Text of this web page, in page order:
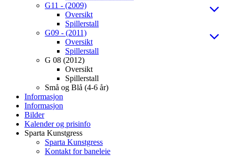
G11 - (2009)
Oversikt
Spillerstall
G09 - (2011)
Oversikt
Spillerstall
G 08 (2012)
Oversikt
Spillerstall
Små og Blå (4-6 år)
Informasjon
Informasjon
Bilder
Kalender og prisinfo
Sparta Kunstgress
Sparta Kunstgress
Kontakt for baneleie